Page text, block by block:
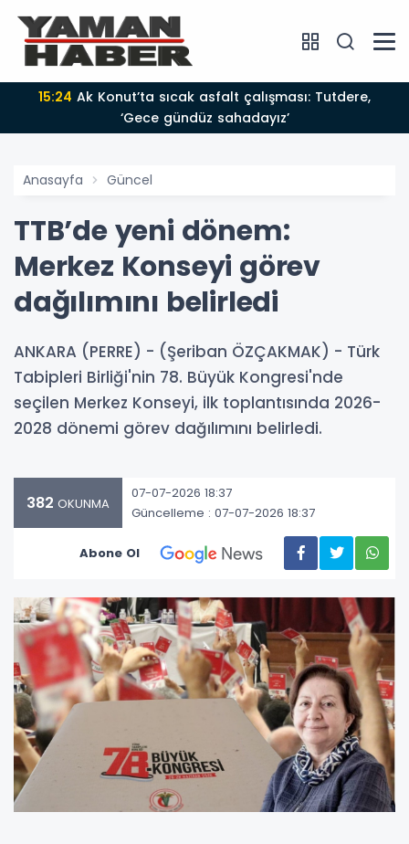
15:24
‘Gece gündüz sahadayız’
Anasayfa Güncel
TTB’de yeni dönem:
Merkez Konseyi görev
dağılımını belirledi
ANKARA (PERRE) - (Şeriban ÖZÇAKMAK) - Türk
Tabipleri Birliği'nin 78. Büyük Kongresi'nde
seçilen Merkez Konseyi, ilk toplantısında 2026-
2028 dönemi görev dağılımını belirledi.
382 OKUNMA
07-07-2026 18:37
Güncelleme : 07-07-2026 18:37
Abone Ol